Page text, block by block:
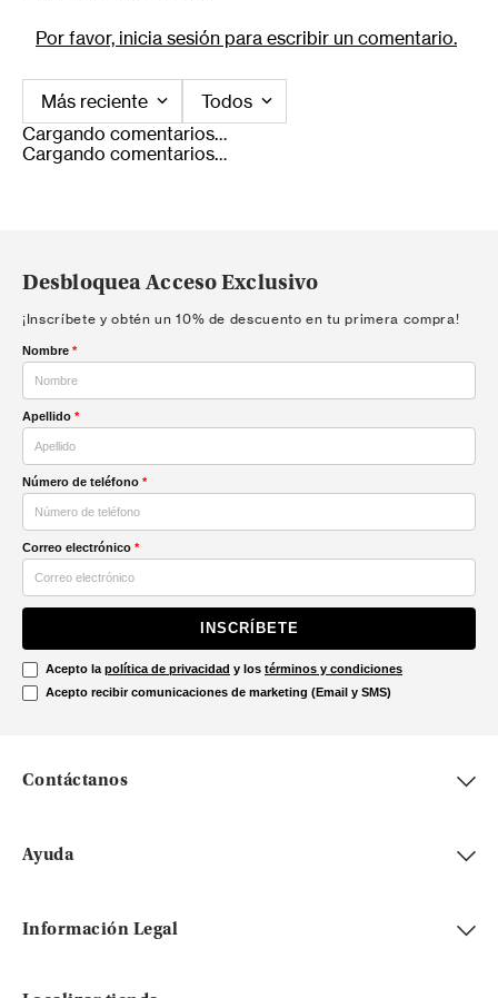
Por favor, inicia sesión para escribir un comentario.
Más reciente
Todos
Cargando comentarios…
Cargando comentarios…
Desbloquea Acceso Exclusivo
¡Inscríbete y obtén un 10% de descuento en tu primera compra!
Nombre *
Apellido *
Número de teléfono *
Correo electrónico *
INSCRÍBETE
Acepto la política de privacidad y los términos y condiciones
Acepto recibir comunicaciones de marketing (Email y SMS)
Contáctanos
Ayuda
Información Legal